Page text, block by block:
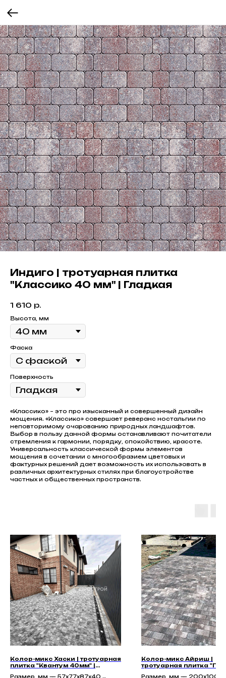
Индиго | тротуарная плитка
"Классико 40 мм" | Гладкая
1 610 р.
Высота, мм
Фаска
Поверхность
«Классико» – это про изысканный и совершенный дизайн
мощения. «Классико» совершает реверанс ностальгии по
неповторимому очарованию природных ландшафтов.
Выбор в пользу данной формы останавливают почитатели
стремления к гармонии, порядку, спокойствию, красоте.
Универсальность классической формы элементов
мощения в сочетании с многообразием цветовых и
фактурных решений дает возможность их использовать в
различных архитектурных стилях при благоустройстве
частных и общественных пространств.
Колор-микс Хаски | тротуарная
плитка "Квантум 40мм" |
Размер, мм — 57х77х87х40,
Колор-микс Айриш |
тротуарная плитка
Размер, мм —